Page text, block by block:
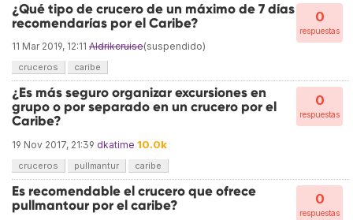
0
respuestas
¿Qué tipo de crucero de un máximo de 7 días
recomendarías por el Caribe?
11 Mar 2019, 12:11 Aldrikcruise(suspendido)
cruceros caribe
0
respuestas
¿Es más seguro organizar excursiones en
grupo o por separado en un crucero por el
Caribe?
19 Nov 2017, 21:39 dkatime 10.0k
cruceros pullmantur caribe
0
respuestas
Es recomendable el crucero que ofrece
pullmantour por el caribe?